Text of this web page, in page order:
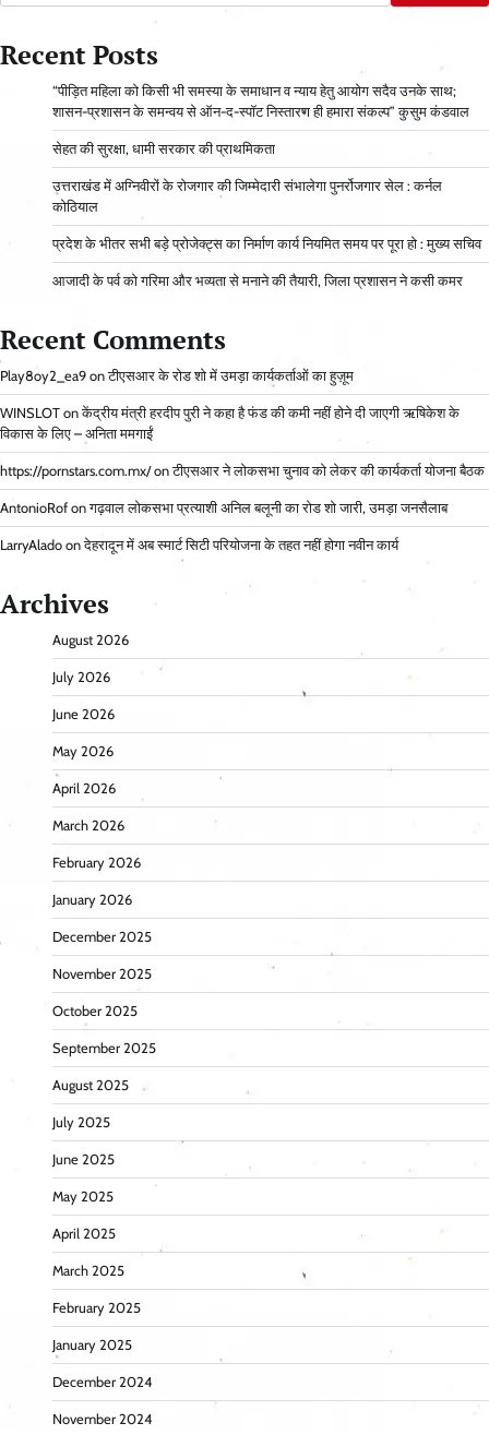
Recent Posts
“पीड़ित महिला को किसी भी समस्या के समाधान व न्याय हेतु आयोग सदैव उनके साथ;
शासन-प्रशासन के समन्वय से ऑन-द-स्पॉट निस्तारण ही हमारा संकल्प” कुसुम कंडवाल
सेहत की सुरक्षा, धामी सरकार की प्राथमिकता
उत्तराखंड में अग्निवीरों के रोजगार की जिम्मेदारी संभालेगा पुनर्रोजगार सेल : कर्नल
कोठियाल
प्रदेश के भीतर सभी बड़े प्रोजेक्ट्स का निर्माण कार्य नियमित समय पर पूरा हो : मुख्य सचिव
आजादी के पर्व को गरिमा और भव्यता से मनाने की तैयारी, जिला प्रशासन ने कसी कमर
Recent Comments
Play8oy2_ea9 onटीएसआर के रोड शो में उमड़ा कार्यकर्ताओं का हुज़ूम
WINSLOT onकेंद्रीय मंत्री हरदीप पुरी ने कहा है फंड की कमी नहीं होने दी जाएगी ऋषिकेश के
विकास के लिए – अनिता ममगाईं
https://pornstars.com.mx/onटीएसआर ने लोकसभा चुनाव को लेकर की कार्यकर्ता योजना बैठक
AntonioRof onगढ़वाल लोकसभा प्रत्याशी अनिल बलूनी का रोड शो जारी, उमड़ा जनसैलाब
LarryAlado onदेहरादून में अब स्मार्ट सिटी परियोजना के तहत नहीं होगा नवीन कार्य
Archives
August 2026
July 2026
June 2026
May 2026
April 2026
March 2026
February 2026
January 2026
December 2025
November 2025
October 2025
September 2025
August 2025
July 2025
June 2025
May 2025
April 2025
March 2025
February 2025
January 2025
December 2024
November 2024